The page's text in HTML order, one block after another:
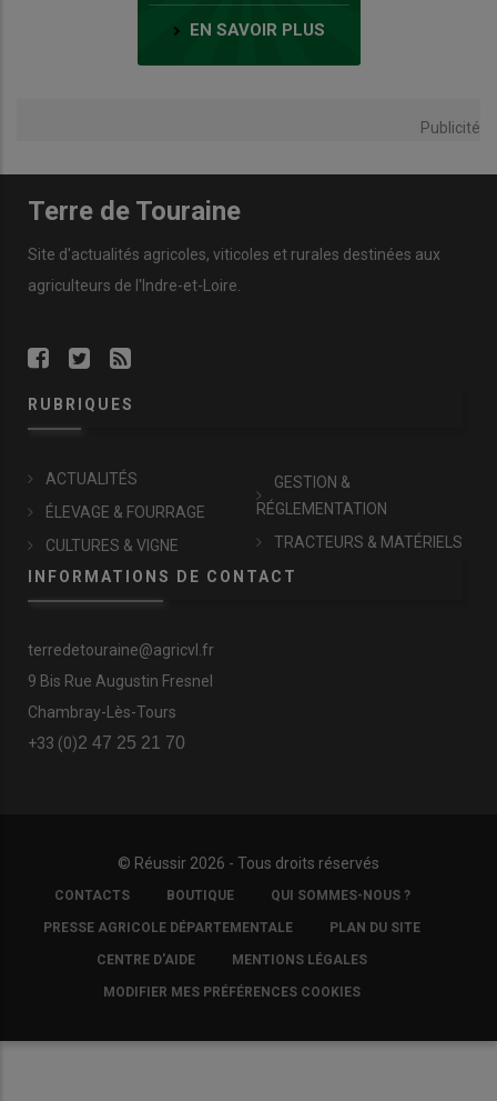
EN SAVOIR PLUS
Publicité
Terre de Touraine
Site d'actualités agricoles, viticoles et rurales destinées aux
agriculteurs de l'Indre-et-Loire.
RUBRIQUES
ACTUALITÉS
ÉLEVAGE & FOURRAGE
CULTURES & VIGNE
GESTION &
RÉGLEMENTATION
TRACTEURS & MATÉRIELS
INFORMATIONS DE CONTACT
terredetouraine@agricvl.fr
9 Bis Rue Augustin Fresnel
Chambray-Lès-Tours
+33 (0)2 47 25 21 70
© Réussir 2026 - Tous droits réservés
FOOTER
COPYRIGHT
CONTACTS BOUTIQUE QUI SOMMES-NOUS ?
PRESSE AGRICOLE DÉPARTEMENTALE PLAN DU SITE
CENTRE D'AIDE MENTIONS LÉGALES
MODIFIER MES PRÉFÉRENCES COOKIES